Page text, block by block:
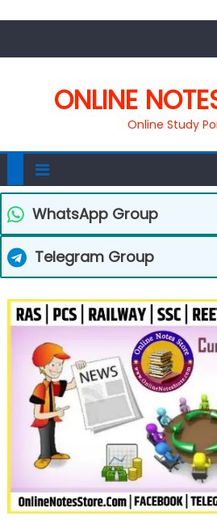
ONLINE
Online Study
WhatsApp Group
Telegram Group